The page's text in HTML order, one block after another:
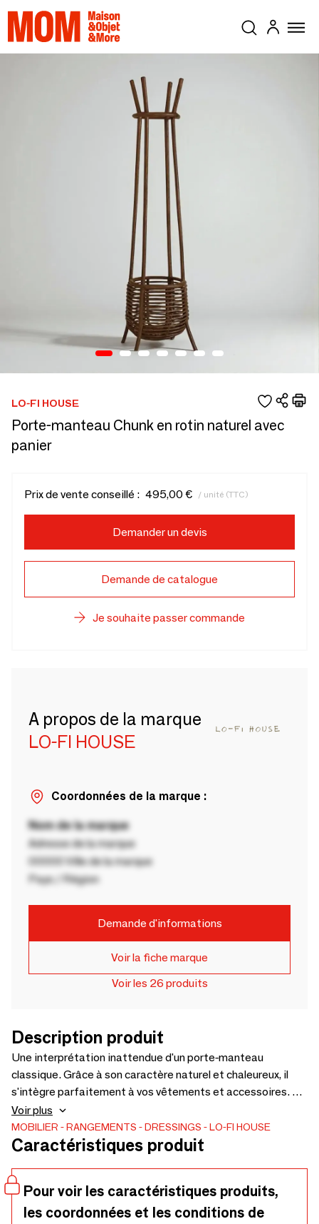
LO-FI HOUSE
Porte-manteau Chunk en rotin naturel avec
panier
Prix de vente conseillé : 495,00 € / unité (TTC)
Demander un devis
Demande de catalogue
Je souhaite passer commande
A propos de la marque
LO-FI HOUSE
Coordonnées de la marque :
Nom de la marque
Adresse de la marque
00000 Ville de la marque
Pays / Région
Demande d'informations
Voir la fiche marque
Voir les 26 produits
Description produit
Une interprétation inattendue d'un porte-manteau
classique. Grâce à son caractère naturel et chaleureux, il
s'intègre parfaitement à vos vêtements et accessoires. Le
panier situé en bas offre un espace de rangement séparé.
Son design léger le rend facile à transporter. Fabriqué à
partir de rotin cultivé de manière durable, il est cuit à la
Voir plus
MOBILIER RANGEMENTS DRESSINGS LO-FI HOUSE
Caractéristiques produit
Pour voir les caractéristiques produits,
les coordonnées et les conditions de